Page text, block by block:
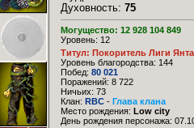
Духовность: 75
Могущество: 12 928 104 849
Уровень: 12
Титул: Покоритель Лиги
Уровень благородства: 144
Побед: 80 021
Поражений: 8 722
Ничьих: 73
Клан: RBC - Глава клана
Место рождения: Low city
День рождения персонажа: